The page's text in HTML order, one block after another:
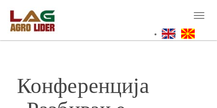
main
content
Конференција